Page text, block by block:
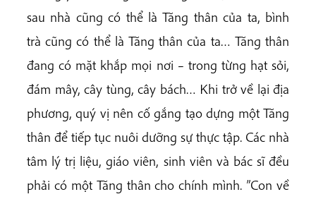
sau nhà cũng có thể là Tăng thân của ta, bình
trà cũng có thể là Tăng thân của ta… Tăng thân
đang có mặt khắp mọi nơi – trong từng hạt sỏi,
đám mây, cây tùng, cây bách… Khi trở về lại địa
phương, quý vị nên cố gắng tạo dựng một Tăng
thân để tiếp tục nuôi dưỡng sự thực tập. Các nhà
tâm lý trị liệu, giáo viên, sinh viên và bác sĩ đều
phải có một Tăng thân cho chính mình. ”Con về